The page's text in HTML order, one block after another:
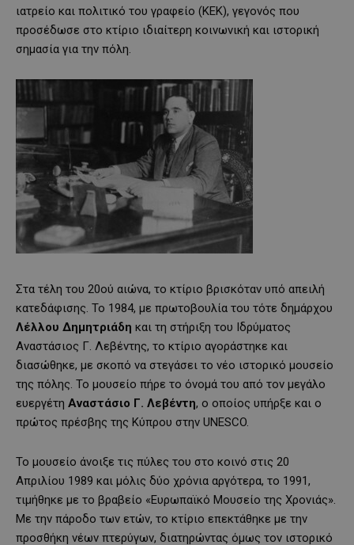
ιατρείο και πολιτικό του γραφείο (ΚΕΚ), γεγονός που
προσέδωσε στο κτίριο ιδιαίτερη κοινωνική και ιστορική
σημασία για την πόλη.
Στα τέλη του 20ού αιώνα, το κτίριο βρισκόταν υπό απειλή
κατεδάφισης. Το 1984, με πρωτοβουλία του τότε δημάρχου
Λέλλου Δημητριάδη και τη στήριξη του Ιδρύματος
Αναστάσιος Γ. Λεβέντης, το κτίριο αγοράστηκε και
διασώθηκε, με σκοπό να στεγάσει το νέο ιστορικό μουσείο
της πόλης. Το μουσείο πήρε το όνομά του από τον μεγάλο
ευεργέτη Αναστάσιο Γ. Λεβέντη, ο οποίος υπήρξε και ο
πρώτος πρέσβης της Κύπρου στην UNESCO.
Το μουσείο άνοιξε τις πύλες του στο κοινό στις 20
Απριλίου 1989 και μόλις δύο χρόνια αργότερα, το 1991,
τιμήθηκε με το βραβείο «Ευρωπαϊκό Μουσείο της Χρονιάς».
Με την πάροδο των ετών, το κτίριο επεκτάθηκε με την
προσθήκη νέων πτερύγων, διατηρώντας όμως τον ιστορικό